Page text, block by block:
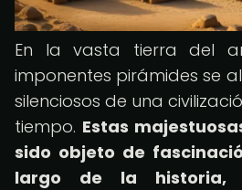
En la vasta tierra del
imponentes pirámides se
silenciosos de una
tiempo. Estas
sido objeto de
largo de la historia,